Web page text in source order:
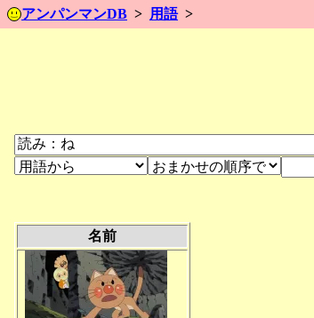
アンパンマンDB 用語
名前